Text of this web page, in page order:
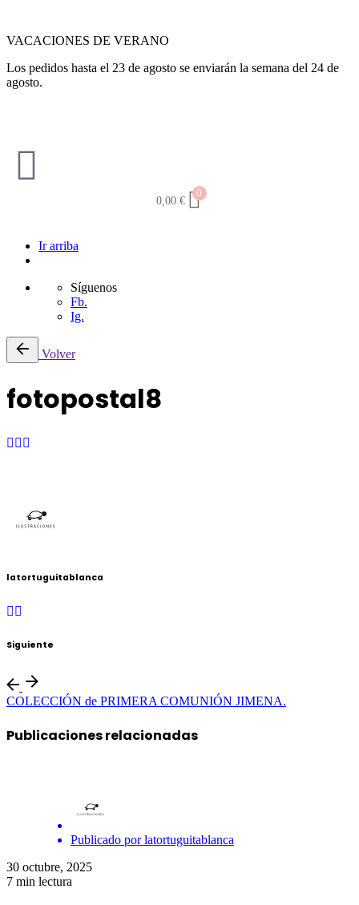
VACACIONES DE VERANO
Los pedidos hasta el 23 de agosto se enviarán la semana del 24 de
agosto.
0,00 €
0
Ir arriba
Síguenos
Fb.
Ig.
Volver
fotopostal8
latortuguitablanca
Siguiente
COLECCIÓN de PRIMERA COMUNIÓN JIMENA.
Publicaciones relacionadas
Publicado por latortuguitablanca
30 octubre, 2025
7 min lectura